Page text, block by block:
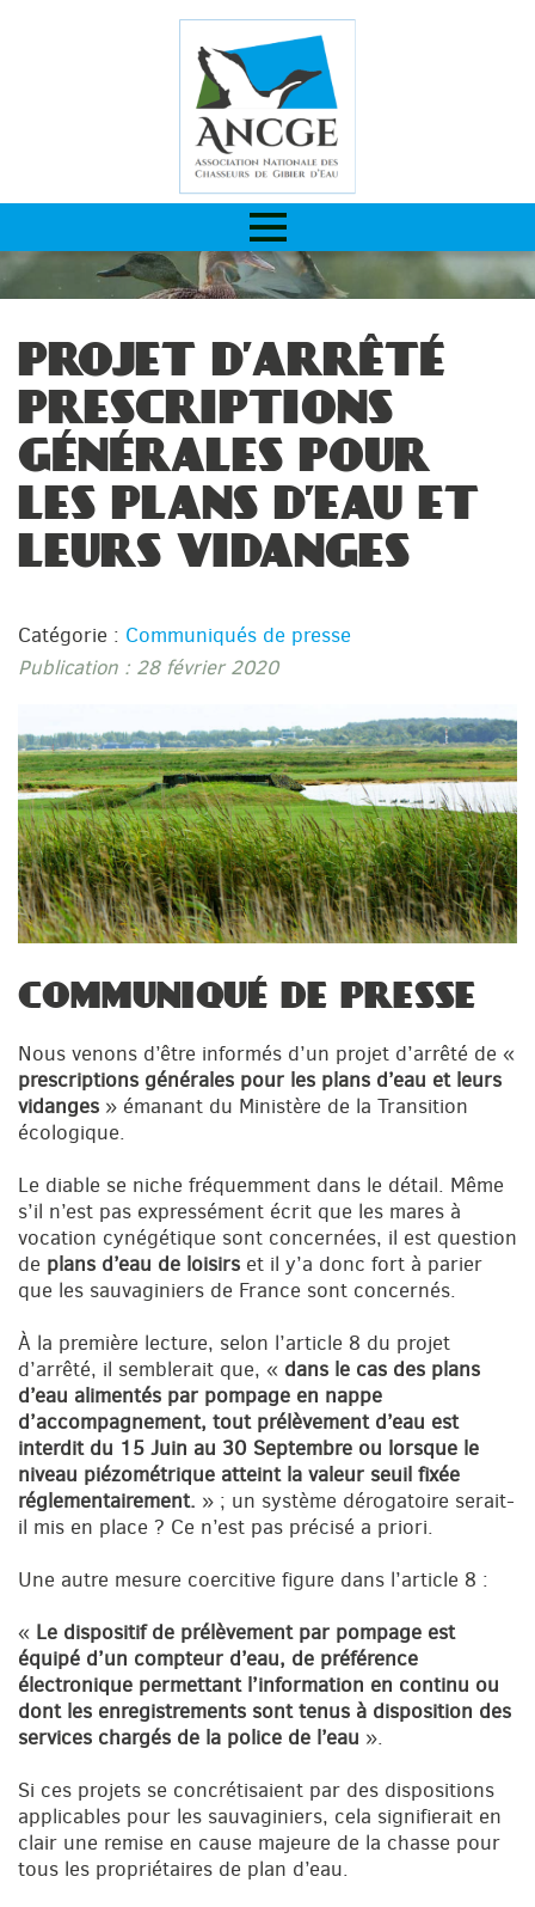
PROJET D’ARRÊTÉ
PRESCRIPTIONS
GÉNÉRALES POUR
LES PLANS D’EAU ET
LEURS VIDANGES
Catégorie : Communiqués de presse
Publication : 28 février 2020
COMMUNIQUÉ DE PRESSE
Nous venons d’être informés d’un projet d’arrêté de «
prescriptions générales pour les plans d’eau et leurs
vidanges » émanant du Ministère de la Transition
écologique.
Le diable se niche fréquemment dans le détail. Même
s’il n’est pas expressément écrit que les mares à
vocation cynégétique sont concernées, il est question
de plans d’eau de loisirs et il y’a donc fort à parier
que les sauvaginiers de France sont concernés.
À la première lecture, selon l’article 8 du projet
d’arrêté, il semblerait que, « dans le cas des plans
d’eau alimentés par pompage en nappe
d’accompagnement, tout prélèvement d’eau est
interdit du 15 Juin au 30 Septembre ou lorsque le
niveau piézométrique atteint la valeur seuil fixée
réglementairement. » ; un système dérogatoire serait-
il mis en place ? Ce n’est pas précisé a priori.
Une autre mesure coercitive figure dans l’article 8 :
« Le dispositif de prélèvement par pompage est
équipé d’un compteur d’eau, de préférence
électronique permettant l’information en continu ou
dont les enregistrements sont tenus à disposition des
services chargés de la police de l’eau ».
Si ces projets se concrétisaient par des dispositions
applicables pour les sauvaginiers, cela signifierait en
clair une remise en cause majeure de la chasse pour
tous les propriétaires de plan d’eau.